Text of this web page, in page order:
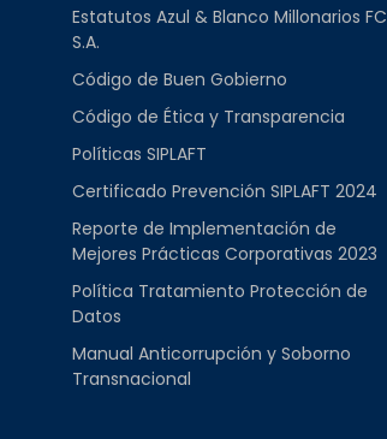
Estatutos Azul & Blanco Millonarios FC
S.A.
Código de Buen Gobierno
Código de Ética y Transparencia
Políticas SIPLAFT
Certificado Prevención SIPLAFT 2024
Reporte de Implementación de
Mejores Prácticas Corporativas 2023
Política Tratamiento Protección de
Datos
Manual Anticorrupción y Soborno
Transnacional